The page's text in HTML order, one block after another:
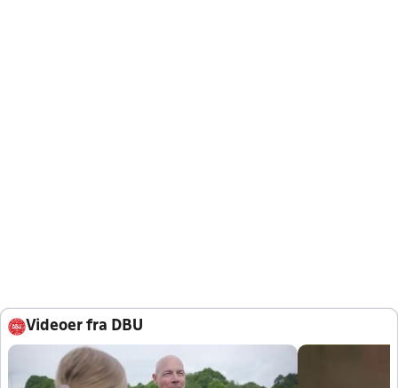
Videoer fra DBU